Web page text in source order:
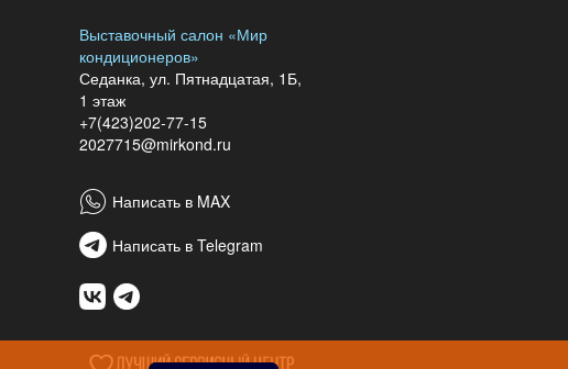
Выставочный салон «Мир
кондиционеров»
Седанка, ул. Пятнадцатая, 1Б,
1 этаж
+7(423)202-77-15
2027715@mirkond.ru
Написать в MAX
Написать в Telegram